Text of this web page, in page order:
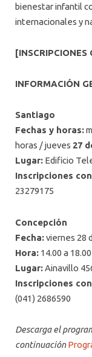
bienestar infantil
internacionales y
[INSCRIPCIONES
INFORMACIÓN
Santiago
Fechas y horas:
horas / jueves 27
Lugar: Edificio
Inscripciones
23279175
Concepción
Fecha:viernes 28
Hora: 14.00 a
Lugar:Ainavillo
Inscripciones
(041) 2686590
Descarga el
continuación